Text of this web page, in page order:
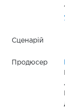
Сценарій
Продюсер